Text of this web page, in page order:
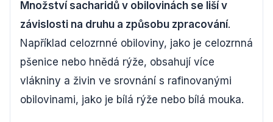
Množství sacharidů v obilovinách se liší v
závislosti na druhu a způsobu zpracování.
Například celozrnné obiloviny, jako je celozrnná
pšenice nebo hnědá rýže, obsahují více
vlákniny a živin ve srovnání s rafinovanými
obilovinami, jako je bílá rýže nebo bílá mouka.